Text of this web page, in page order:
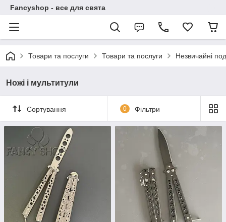
Fancyshop - все для свята
Товари та послуги Товари та послуги Незвичайні
Ножі і мультитули
Сортування 0 Фільтри